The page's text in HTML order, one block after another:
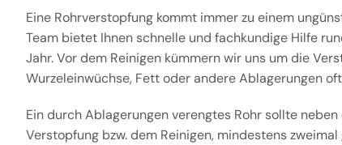
Eine Rohrverstopfung kommt immer zu einem
Team bietet Ihnen schnelle und fachkundige Hilfe
Jahr. Vor dem Reinigen kümmern wir uns um die
Wurzeleinwüchse, Fett oder andere Ablagerungen
Ein durch Ablagerungen verengtes Rohr sollte
Verstopfung bzw. dem Reinigen, mindestens